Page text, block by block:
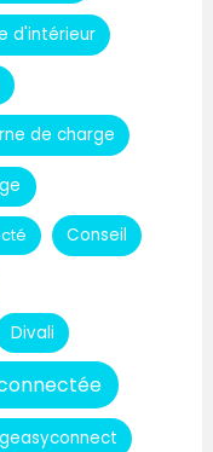
d'intérieur
de charge
Conseil
Divali